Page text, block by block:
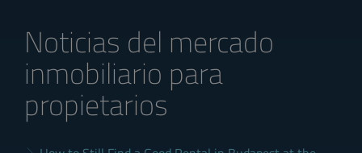
Noticias del mercado
inmobiliario para
propietarios